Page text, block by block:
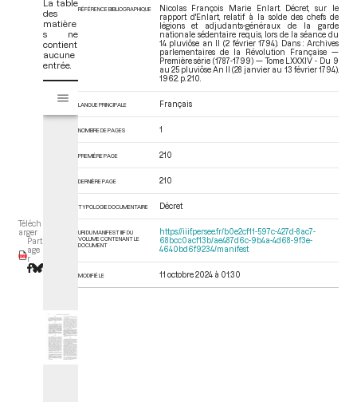
Téléch
arger
Part
age
r
La table
des
matière
s ne
contient
aucune
entrée.
s
i
d
o
RÉFÉRENCE BIBLIOGRAPHIQUE
Nicolas François Marie Enlart. Décret, sur le
rapport d'Enlart, relatif à la solde des chefs de
légions et adjudants-généraux de la garde
nationale sédentaire requis, lors de la séance du
14 pluviôse an II (2 février 1794). Dans : Archives
parlementaires de la Révolution Française —
Première série (1787-1799) — Tome LXXXIV - Du 9
au 25 pluviôse An II (28 janvier au 13 février 1794).
1962. p. 210.
LANGUE PRINCIPALE Français
NOMBRE DE PAGES 1
PREMIÈRE PAGE 210
DERNIÈRE PAGE 210
TYPOLOGIE DOCUMENTAIRE Décret
URI DU MANIFEST IIIF DU
VOLUME CONTENANT LE
DOCUMENT
https://iiif.persee.fr/b0e2cf11-597c-427d-8ac7-
68bcc0acf13b/ae487d6c-9b4a-4d68-9f3e-
4640bd6f9234/manifest
MODIFIÉ LE 11 octobre 2024 à 01:30